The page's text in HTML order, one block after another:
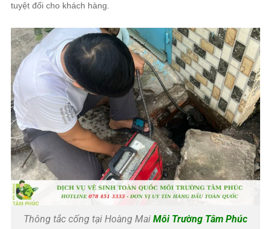
tuyệt đối cho khách hàng.
Thông tắc cống tại Hoàng Mai Môi Trường Tâm Phúc